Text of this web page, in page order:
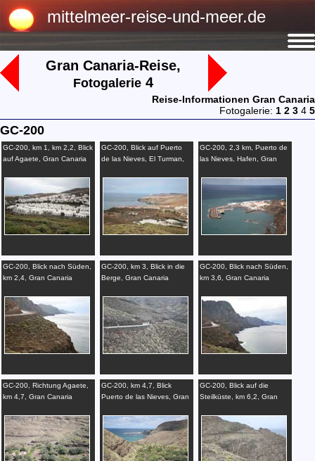
mittelmeer-reise-und-meer.de
Gran Canaria-Reise,
Fotogalerie 4
Reise-Informationen Gran Canaria
Fotogalerie: 1 2 3 4 5
GC-200
GC-200, km 1, km 2,2, Blick
auf Agaete, Gran Canaria
GC-200, Blick auf Puerto
de las Nieves, El Turman,
GC-200, 2,3 km, Puerto de
las Nieves, Hafen, Gran
GC-200, Blick nach Süden,
km 2,4, Gran Canaria
GC-200, km 3, Blick in die
Berge, Gran Canaria
GC-200, Blick nach Süden,
km 3,6, Gran Canaria
GC-200, Richtung Agaete,
km 4,7, Gran Canaria
GC-200, km 4,7, Blick
Puerto de las Nieves, Gran
GC-200, Blick auf die
Steilküste, km 6,2, Gran